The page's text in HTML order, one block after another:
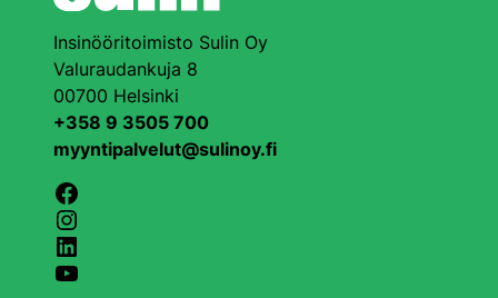
Insinööritoimisto Sulin Oy
Valuraudankuja 8
00700 Helsinki
+358 9 3505 700
myyntipalvelut@sulinoy.fi
Facebook
Instagram
LinkedIn
YouTube